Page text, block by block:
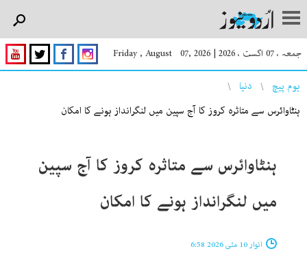
جمعہ ، 07 اگست ، 2026 |
Friday , August 07, 2026
You are here
ہوم پیچ
دنیا
ہنٹاوائرس سے متاثرہ کروز کا آج سپین میں لنگرانداز ہونے کا امکان
ہنٹاوائرس سے متاثرہ کروز کا آج سپین
میں لنگرانداز ہونے کا امکان
اتوار 10 مئی 2026 6:58